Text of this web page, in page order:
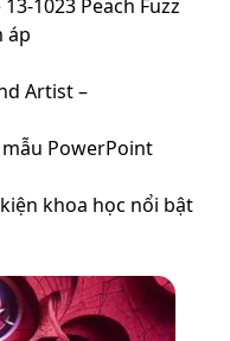
1023 Peach Fuzz
áp
Artist –
PowerPoint
khoa học nổi bật